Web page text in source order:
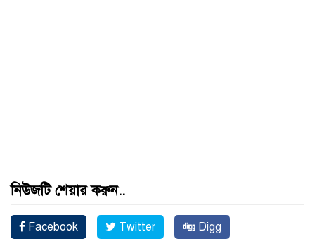
নিউজটি শেয়ার করুন..
Facebook Twitter Digg